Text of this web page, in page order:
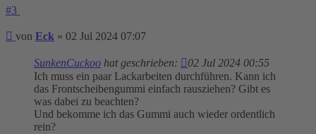
#3
Beitrag
von Eck » 02 Jul 2024 07:07
SunkenCuckoo hat geschrieben:
02 Jul 2024 00:55
Ich muss ein paar Lackarbeiten durchführen. Kann ich
das Frontscheibengummi einfach rausziehen? Gibt es
was dabei zu beachten?
Und bekomme ich das Gummi auch wieder ordentlich
rein?